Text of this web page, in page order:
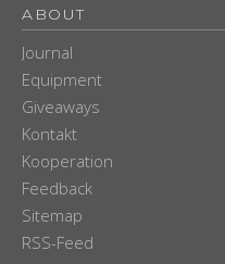
ABOUT
Journal
Equipment
Giveaways
Kontakt
Kooperation
Feedback
Sitemap
RSS-Feed